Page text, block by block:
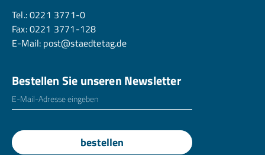
Tel.:0221 3771-0
Fax: 0221 3771-128
E-Mail: post@staedtetag.de
Bestellen Sie unseren Newsletter
E-Mailadresse
bestellen